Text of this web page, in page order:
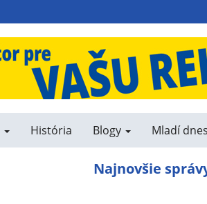
História Blogy Mladí
Najnovšie